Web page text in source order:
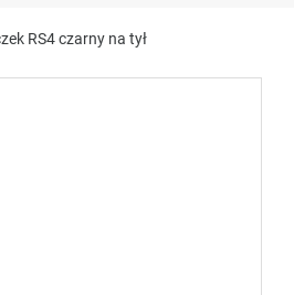
RS4 czarny na tył